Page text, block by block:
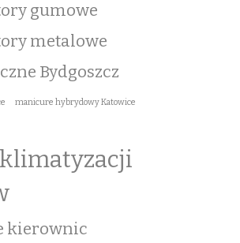
gumowe
metalowe
Bydgoszcz
manicure hybrydowy Katowice
kierownic